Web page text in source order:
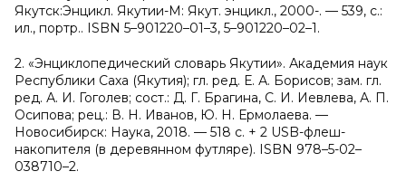
Якутск:Энцикл. Якутии-М: Якут. энцикл., 2000-. — 539, с.:
ил., портр.. ISBN 5–901220–01–3, 5–901220–02–1.
2. «Энциклопедический словарь Якутии». Академия наук
Республики Саха (Якутия); гл. ред. Е. А. Борисов; зам. гл.
ред. А. И. Гоголев; сост.: Д. Г. Брагина, С. И. Иевлева, А. П.
Осипова; рец.: В. Н. Иванов, Ю. Н. Ермолаева. —
Новосибирск: Наука, 2018. — 518 с. + 2 USB-флеш-
накопителя (в деревянном футляре). ISBN 978–5-02–
038710–2.